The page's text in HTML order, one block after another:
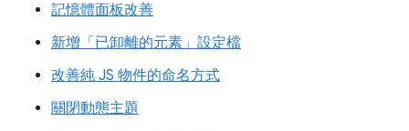
記憶體面板改善
新增「已卸離的元素」設定檔
改善純 JS 物件的命名方式
關閉動態主題